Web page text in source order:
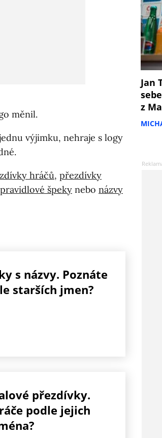
měnil.
výjimku, nehraje s logy
hráčů, přezdívky
pravidlové špeky nebo názvy
s názvy. Poznáte
starších jmen?
přezdívky.
podle jejich
Jan
z